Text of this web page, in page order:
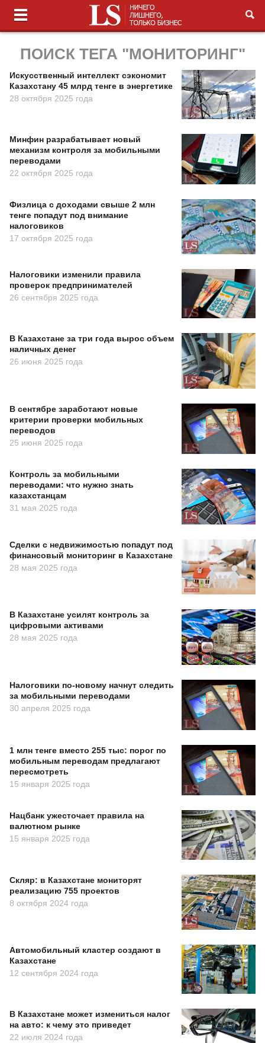
ПОИСК ТЕГА "МОНИТОРИНГ"
Искусственный интеллект сэкономит
Казахстану 45 млрд тенге в энергетике
28 октября 2025 года
Минфин разрабатывает новый
механизм контроля за мобильными
переводами
22 октября 2025 года
Физлица с доходами свыше 2 млн
тенге попадут под внимание
налоговиков
17 октября 2025 года
Налоговики изменили правила
проверок предпринимателей
26 сентября 2025 года
В Казахстане за три года вырос объем
наличных денег
26 июня 2025 года
В сентябре заработают новые
критерии проверки мобильных
переводов
25 июня 2025 года
Контроль за мобильными
переводами: что нужно знать
казахстанцам
31 мая 2025 года
Сделки с недвижимостью попадут под
финансовый мониторинг в Казахстане
28 мая 2025 года
В Казахстане усилят контроль за
цифровыми активами
28 мая 2025 года
Налоговики по-новому начнут следить
за мобильными переводами
30 апреля 2025 года
1 млн тенге вместо 255 тыс: порог по
мобильным переводам предлагают
пересмотреть
15 января 2025 года
Нацбанк ужесточает правила на
валютном рынке
15 января 2025 года
Скляр: в Казахстане мониторят
реализацию 755 проектов
8 октября 2024 года
Автомобильный кластер создают в
Казахстане
12 сентября 2024 года
В Казахстане может измениться налог
на авто: к чему это приведет
22 июля 2024 года